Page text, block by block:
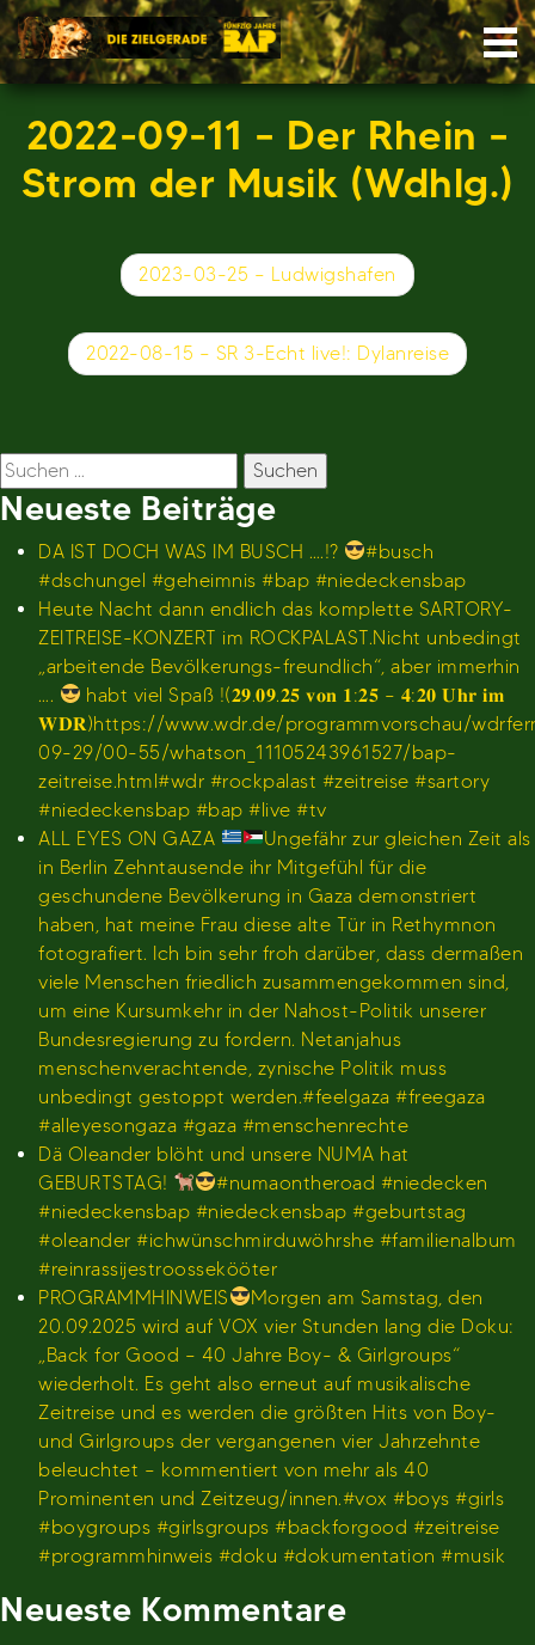
Skip
to
content
2022-09-11 – Der Rhein –
Strom der Musik (Wdhlg.)
Beitragsnavigation
2023-03-25 – Ludwigshafen
2022-08-15 – SR 3-Echt live!: Dylanreise
Suchen
nach:
Neueste Beiträge
DA IST DOCH WAS IM BUSCH ….!?
#busch
#dschungel #geheimnis #bap #niedeckensbap
Heute Nacht dann endlich das komplette SARTORY-
ZEITREISE-KONZERT im ROCKPALAST.Nicht unbedingt
„arbeitende Bevölkerungs-freundlich“, aber immerhin
….
habt viel Spaß !(𝟐𝟗.𝟎𝟗.𝟐𝟓 𝐯𝐨𝐧 𝟏:𝟐𝟓 – 𝟒:𝟐𝟎 𝐔𝐡𝐫 𝐢𝐦
𝐖𝐃𝐑)https://www.wdr.de/programmvorschau/
09-29/00-55/whatson_11105243961527/bap-
zeitreise.html#wdr #rockpalast #zeitreise #sartory
#niedeckensbap #bap #live #tv
ALL EYES ON GAZA
Ungefähr zur gleichen Zeit als
in Berlin Zehntausende ihr Mitgefühl für die
geschundene Bevölkerung in Gaza demonstriert
haben, hat meine Frau diese alte Tür in Rethymnon
fotografiert. Ich bin sehr froh darüber, dass dermaßen
viele Menschen friedlich zusammengekommen sind,
um eine Kursumkehr in der Nahost-Politik unserer
Bundesregierung zu fordern. Netanjahus
menschenverachtende, zynische Politik muss
unbedingt gestoppt werden.#feelgaza #freegaza
#alleyesongaza #gaza #menschenrechte
Dä Oleander blöht und unsere NUMA hat
GEBURTSTAG!
#numaontheroad #niedecken
#niedeckensbap #niedeckensbap #geburtstag
#oleander #ichwünschmirduwöhrshe #familienalbum
#reinrassijestroossekööter
PROGRAMMHINWEIS
Morgen am Samstag, den
20.09.2025 wird auf VOX vier Stunden lang die Doku:
„Back for Good – 40 Jahre Boy- & Girlgroups“
wiederholt. Es geht also erneut auf musikalische
Zeitreise und es werden die größten Hits von Boy-
und Girlgroups der vergangenen vier Jahrzehnte
beleuchtet – kommentiert von mehr als 40
Prominenten und Zeitzeug/innen.#vox #boys #girls
#boygroups #girlsgroups #backforgood #zeitreise
#programmhinweis #doku #dokumentation #musik
Neueste Kommentare